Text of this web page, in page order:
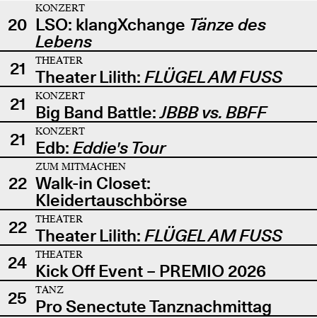
20
KONZERT
LSO: klangXchange Tänze des
Lebens
21
THEATER
Theater Lilith: FLÜGEL AM FUSS
21
KONZERT
Big Band Battle:JBBB vs. BBFF
21
KONZERT
Edb: Eddie's Tour
22
ZUM MITMACHEN
Walk-in Closet:
Kleidertauschbörse
22
THEATER
Theater Lilith: FLÜGEL AM FUSS
24
THEATER
Kick Off Event – PREMIO 2026
25
TANZ
Pro Senectute Tanznachmittag